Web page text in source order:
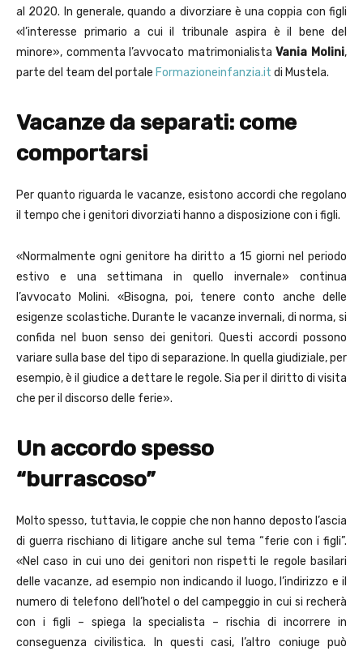
al 2020. In generale, quando a divorziare è una coppia con figli
«l’interesse primario a cui il tribunale aspira è il bene del
minore», commenta l’avvocato matrimonialistaVania Molini,
parte del team del portale Formazioneinfanzia.it di Mustela.
Vacanze da separati: come
comportarsi
Per quanto riguarda le vacanze, esistono accordi che regolano
il tempo che i genitori divorziati hanno a disposizione con i figli.
«Normalmente ogni genitore ha diritto a 15 giorni nel periodo
estivo e una settimana in quello invernale» continua
l’avvocato Molini. «Bisogna, poi, tenere conto anche delle
esigenze scolastiche. Durante le vacanze invernali, di norma, si
confida nel buon senso dei genitori. Questi accordi possono
variare sulla base del tipo di separazione. In quella giudiziale, per
esempio, è il giudice a dettare le regole. Sia per il diritto di visita
che per il discorso delle ferie».
Un accordo spesso
“burrascoso”
Molto spesso, tuttavia, le coppie che non hanno deposto l’ascia
di guerra rischiano di litigare anche sul tema “ferie con i figli”.
«Nel caso in cui uno dei genitori non rispetti le regole basilari
delle vacanze, ad esempio non indicando il luogo, l’indirizzo e il
numero di telefono dell’hotel o del campeggio in cui si recherà
con i figli – spiega la specialista – rischia di incorrere in
conseguenza civilistica. In questi casi, l’altro coniuge può